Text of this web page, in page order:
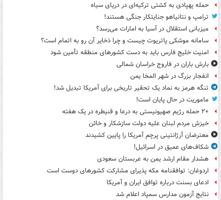
حمله پهپادی به کشتی ترکیه‌ای در دریای سیاه
ترامپ و نتانیاهو جنایتکار جنگی هستند!
میزبانی استقلال در آسیا به امارات می‌رسد؟
سامانه موشکی پاتریوت چیست و چرا ذخایر آن رو به اتمام است؟
امنیت خلیج فارس باید به دست کشورهای منطقه تأمین شود
بارش باران در فاروج خراسان شمالی
انفجار بزرگ در شهر المخا یمن
تنگه هرمز به نماد یک تحقیر تاریخی برای آمریکا تبدیل شد!
ماموریت در حال پایان است!
۲۰ حمله رژیم صهیونیستی به درعا و قنیطره در یک هفته
خیزش مردم لبنان علیه دولت سازشکار و خائن
معترضان آرژانتینی پرچم آمریکا را پایین کشیدند
شکاف‌های عمیق در اسرائیل!
هشدار مقام ارشد یمن به عربستان سعودی
اردوغان: توافقنامه مکه پذیرای مشارکت کشورهای دوست است
ادعای بسنت درباره توافق ایران و آمریکا
نتایج آزمون مدارس سمپاد اعلام شد